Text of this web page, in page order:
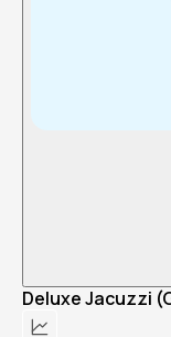
Deluxe Jacuzzi